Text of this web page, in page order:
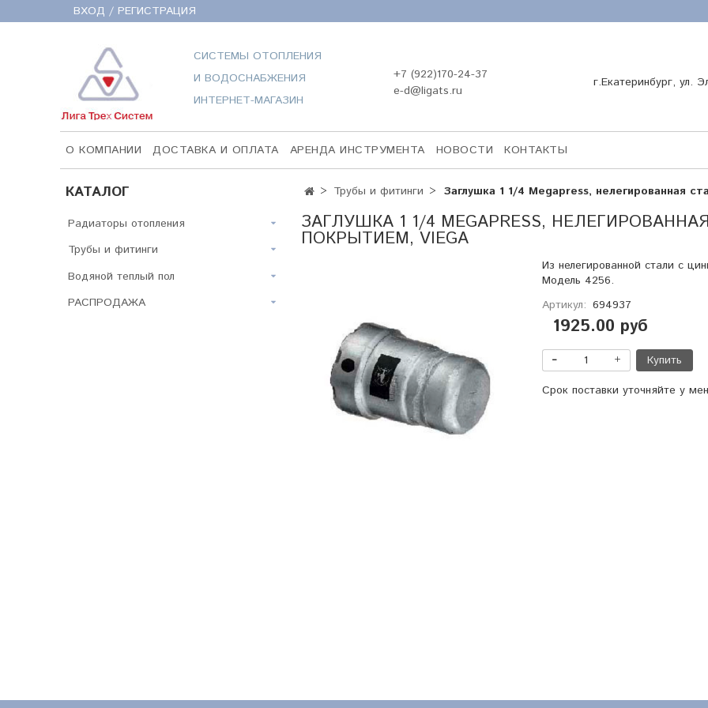
ВХОД / РЕГИСТРАЦИЯ
СИСТЕМЫ ОТОПЛЕНИЯ
И ВОДОСНАБЖЕНИЯ
ИНТЕРНЕТ-МАГАЗИН
+7 (922)170-24-37
e-d@ligats.ru
г.Екатеринбург, ул.
О КОМПАНИИ ДОСТАВКА И ОПЛАТА АРЕНДА ИНСТРУМЕНТА НОВОСТИ КОНТАКТЫ
Трубы и фитинги Заглушка 1 1/4 Megapress, нелегированная
ЗАГЛУШКА 1 1/4 MEGAPRESS,
ПОКРЫТИЕМ, VIEGA
Из нелегированной стали с
Модель 4256.
Артикул: 694937
1925.00 руб
Купить
Срок поставки уточняйте у
КАТАЛОГ
Радиаторы отопления
Трубы и фитинги
Водяной теплый пол
РАСПРОДАЖА